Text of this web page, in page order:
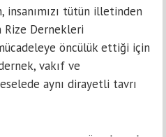
insanımızı tütün illetinden
Rize Dernekleri
öncülük ettiği için
vakıf ve
aynı dirayetli tavrı